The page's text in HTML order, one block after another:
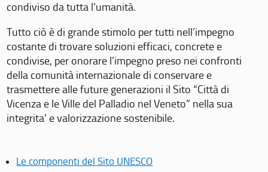
condiviso da tutta l’umanità.
Tutto ciò è di grande stimolo per tutti nell’impegno
costante di trovare soluzioni efficaci, concrete e
condivise, per onorare l’impegno preso nei confronti
della comunità internazionale di conservare e
trasmettere alle future generazioni il Sito “Città di
Vicenza e le Ville del Palladio nel Veneto” nella sua
integrita’ e valorizzazione sostenibile.
Le componenti del Sito UNESCO